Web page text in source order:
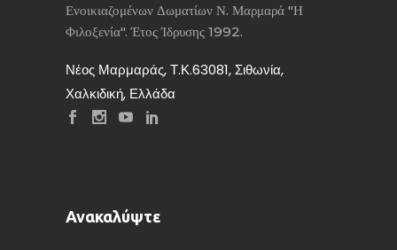
Ενοικιαζομένων Δωματίων Ν. Μαρμαρά "Η
Φιλοξενία". Έτος Ίδρυσης 1992.
Νέος Μαρμαράς, Τ.Κ.63081, Σιθωνία,
Χαλκιδική, Ελλάδα
Ανακαλύψτε